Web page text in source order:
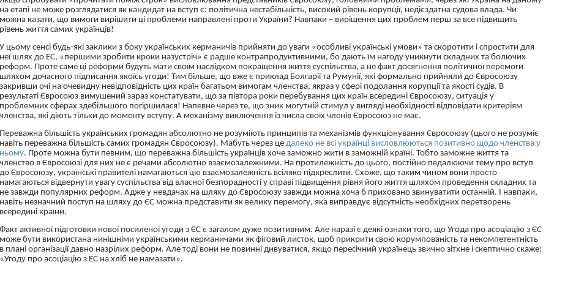
на етапі не може розглядатися як кандидат на вступ є: політична нестабільність, високий рівень корупції, недієздатна судова влада. Чи
можна казати, що вимоги вирішити ці проблеми направлені проти України? Навпаки – вирішення цих проблем перш за все підвищить
рівень життя самих українців!
У цьому сенсі будь-які заклики з боку українських керманичів прийняти до уваги «особливі українські умови» та скоротити і спростити для
неї шлях до ЕС, «першими зробити кроки назустріч» є радше контрапродуктивними, бо дають їм нагоду уникнути складних та болючих
реформ. Проте саме ці реформи будуть мати своїм наслідком покращення життя суспільства, а не факт досягнення політичної перемоги
шляхомдочасного підписання якоїсь угоди! Тим більше, що вже є приклад Болгарії та Румунії, які формально прийняли до Євросоюзу
закривши очі на очевидну невідповідність цих країн багатьом вимогам членства, якраз у сфері подолання корупції та якості судів. В
результаті Євросоюз вимушений зараз констатувати, що за півтора роки перебування цих країн всередині Євросоюзу, ситуація у
проблемних сферах здебільшого погіршилася! Напевне через те, що зник могутній стимул у вигляді необхідності відповідати критеріям
членства, які діють тільки до моменту вступу. А механізму виключення із числа своїх членів Євросоюз не має.
Переважна більшість українських громадян абсолютно не розуміють принципів та механізмів функціонування Євросоюзу (цього не розуміє
навіть переважна більшість самих громадян Євросоюзу). Мабуть через цедалеко не всі українці висловлюються позитивно щодо членства у
ньому. Проте можна бути певним, що переважна більшість українців хоче заможно жити в заможній країні. Тобто заможне життя та
членство в Євросоюзі для них не є речами абсолютно взаємозалежними. На протилежність до цього, постійно педалюючи тему про вступ
до Євросоюзу, українські правителі намагаються цю взаємозалежність всіляко підкреслити. Схоже, що таким чином вони просто
намагаються відвернути увагу суспільства від власної безпорадності у справі підвищення рівня його життя шляхом проведення складних та
не завжди популярних реформ. Адже у невдачах на шляху до Євросоюзу завжди можна хоча б приховано звинуватити останній. І навпаки,
навіть незначний поступ на шляху до ЄС можна представити як велику перемогу, яка виправдує відсутність необхідних перетворень
всередині країни.
Факт активної підготовки нової посиленої угоди з ЄС є загалом дуже позитивним. Але наразі є деякі ознаки того, що Угода про асоціацію з ЄС
може бути використана нинішніми українськими керманичами як фіговий листок, щоб прикрити свою корумпованість та некомпетентність
в плані організації давно назрілих реформ. Але тоді вони не повинні дивуватися, якщо пересічний українець звично зітхне і скептично скаже:
«Угоду про асоціацію з ЕС на хліб не намазати».